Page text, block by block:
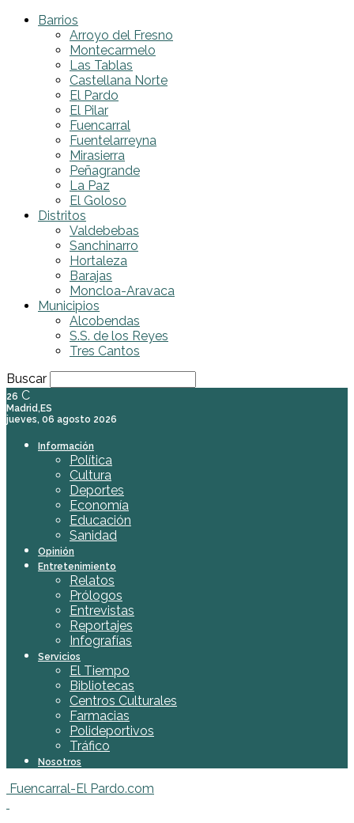
Barrios
Arroyo del Fresno
Montecarmelo
Las Tablas
Castellana Norte
El Pardo
El Pilar
Fuencarral
Fuentelarreyna
Mirasierra
Peñagrande
La Paz
El Goloso
Distritos
Valdebebas
Sanchinarro
Hortaleza
Barajas
Moncloa-Aravaca
Municipios
Alcobendas
S.S. de los Reyes
Tres Cantos
Buscar
26 C
Madrid,ES
jueves, 06 agosto 2026
Información
Política
Cultura
Deportes
Economía
Educación
Sanidad
Opinión
Entretenimiento
Relatos
Prólogos
Entrevistas
Reportajes
Infografías
Servicios
El Tiempo
Bibliotecas
Centros Culturales
Farmacias
Polideportivos
Tráfico
Nosotros
Fuencarral-El Pardo.com